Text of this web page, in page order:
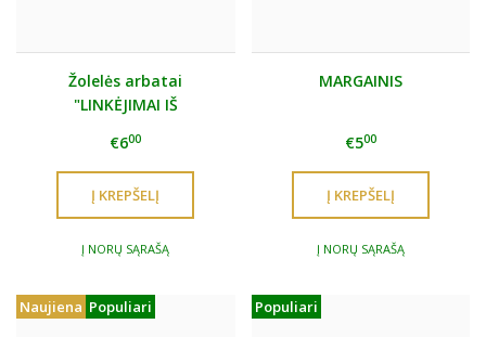
Žolelės arbatai
"LINKĖJIMAI IŠ
€600
Į NORŲ SĄRAŠĄ
MARGAINIS
€500
Į NORŲ SĄRAŠĄ
Naujiena Populiari Populiari